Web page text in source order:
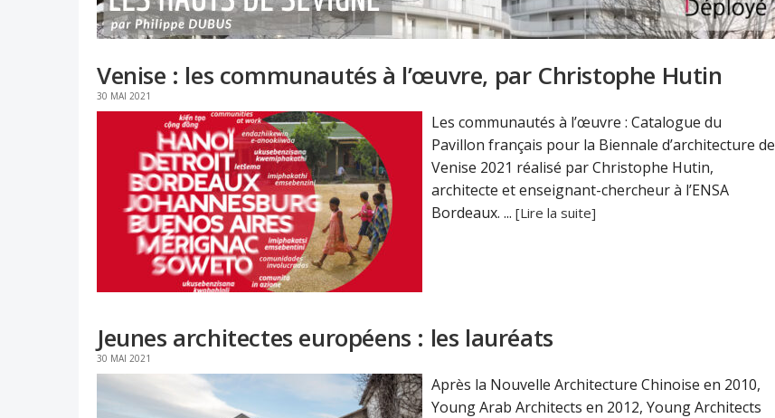
Venise : les communautés à l’œuvre, par Christophe Hutin
30 MAI 2021
Les communautés à l’œuvre : Catalogue du
Pavillon français pour la Biennale d’architecture de
Venise 2021 réalisé par Christophe Hutin,
architecte et enseignant-chercheur à l’ENSA
Bordeaux. ... [Lire la suite]
Jeunes architectes européens : les lauréats
30 MAI 2021
Après la Nouvelle Architecture Chinoise en 2010,
Young Arab Architects en 2012, Young Architects